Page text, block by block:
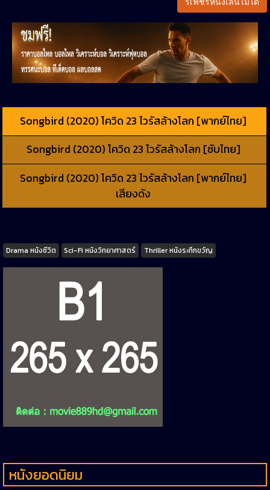
Songbird (2020) โควิด 23 ไวรัสล้างโลก [พากย์ไทย]
Songbird (2020) โควิด 23 ไวรัสล้างโลก [ซับไทย]
Songbird (2020) โควิด 23 ไวรัสล้างโลก [พากย์ไทย]
เสียงดัง
Tags
Drama หนังชีวิต Sci-Fi หนังวิทยาศาสตร์ Thriller หนังระทึกขวัญ
หนังยอดนิยม